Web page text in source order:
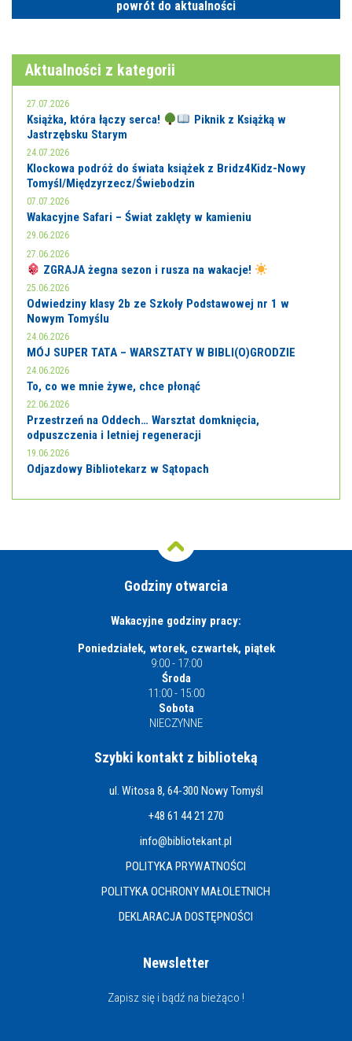
powrót do aktualności
Aktualności z kategorii
27.07.2026
Książka, która łączy serca!
Piknik z Książką w
Jastrzębsku Starym
24.07.2026
Klockowa podróż do świata książek z Bridz4Kidz-Nowy
Tomyśl/Międzyrzecz/Świebodzin
07.07.2026
Wakacyjne Safari – Świat zaklęty w kamieniu
29.06.2026
27.06.2026
ZGRAJA żegna sezon i rusza na wakacje!
25.06.2026
Odwiedziny klasy 2b ze Szkoły Podstawowej nr 1 w
Nowym Tomyślu
24.06.2026
MÓJ SUPER TATA – WARSZTATY W BIBLI(O)GRODZIE
24.06.2026
To, co we mnie żywe, chce płonąć
22.06.2026
Przestrzeń na Oddech… Warsztat domknięcia,
odpuszczenia i letniej regeneracji
19.06.2026
Odjazdowy Bibliotekarz w Sątopach
Godziny otwarcia
Wakacyjne godziny pracy:
Poniedziałek, wtorek, czwartek, piątek
9:00 - 17:00
Środa
11:00 - 15:00
Sobota
NIECZYNNE
Szybki kontakt z biblioteką
ul. Witosa 8, 64-300 Nowy Tomyśl
+48 61 44 21 270
info@bibliotekant.pl
POLITYKA PRYWATNOŚCI
POLITYKA OCHRONY MAŁOLETNICH
DEKLARACJA DOSTĘPNOŚCI
Newsletter
Zapisz się i bądź na bieżąco !